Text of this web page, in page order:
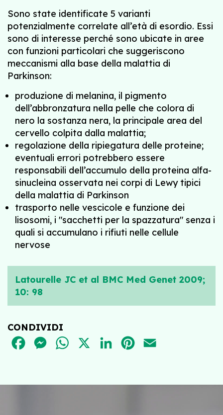
Sono state identificate 5 varianti
potenzialmente correlate all’età di esordio. Essi
sono di interesse perché sono ubicate in aree
con funzioni particolari che suggeriscono
meccanismi alla base della malattia di
Parkinson:
produzione di melanina, il pigmento
dell’abbronzatura nella pelle che colora di
nero la sostanza nera, la principale area del
cervello colpita dalla malattia;
regolazione della ripiegatura delle proteine;
eventuali errori potrebbero essere
responsabili dell’accumulo della proteina alfa-
sinucleina osservata nei corpi di Lewy tipici
della malattia di Parkinson
trasporto nelle vescicole e funzione dei
lisosomi, i "sacchetti per la spazzatura" senza i
quali si accumulano i rifiuti nelle cellule
nervose
Latourelle JC et al BMC Med Genet 2009;
10: 98
CONDIVIDI
FACEBOOKMESSENGER
WHATSAPPLINKEDINPINTEREST